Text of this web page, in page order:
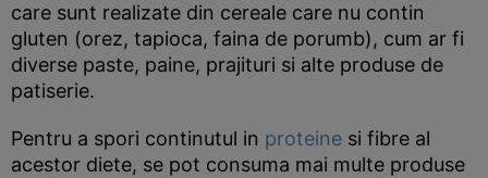
care sunt realizate din cereale care nu contin
gluten (orez, tapioca, faina de porumb), cum ar fi
diverse paste, paine, prajituri si alte produse de
patiserie.
Pentru a spori continutul in proteine si fibre al
acestor diete, se pot consuma mai multe produse